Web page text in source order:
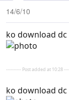
14/6/10
ko download dc
---------- Post added at 10:28
ko download dc